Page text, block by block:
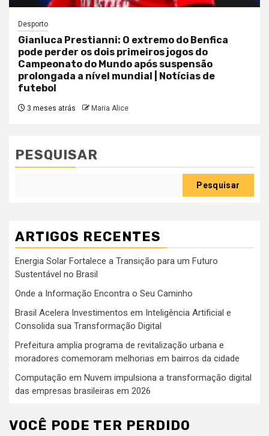
Desporto
Gianluca Prestianni: O extremo do Benfica
pode perder os dois primeiros jogos do
Campeonato do Mundo após suspensão
prolongada a nível mundial | Notícias de
futebol
3 meses atrás Maria Alice
PESQUISAR
Pesquisar
ARTIGOS RECENTES
Energia Solar Fortalece a Transição para um Futuro
Sustentável no Brasil
Onde a Informação Encontra o Seu Caminho
Brasil Acelera Investimentos em Inteligência Artificial e
Consolida sua Transformação Digital
Prefeitura amplia programa de revitalização urbana e
moradores comemoram melhorias em bairros da cidade
Computação em Nuvem impulsiona a transformação digital
das empresas brasileiras em 2026
VOCÊ PODE TER PERDIDO